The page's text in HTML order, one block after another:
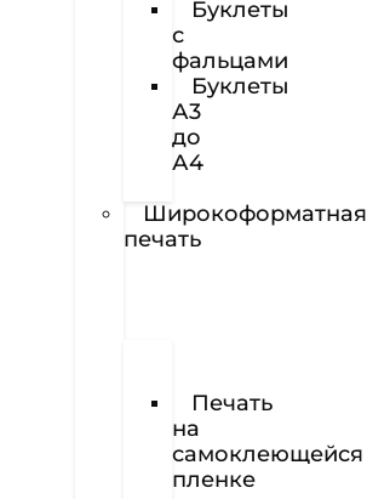
Буклеты
с
фальцами
Буклеты
А3
до
А4
Широкоформатная
печать
Печать
на
самоклеющейся
пленке